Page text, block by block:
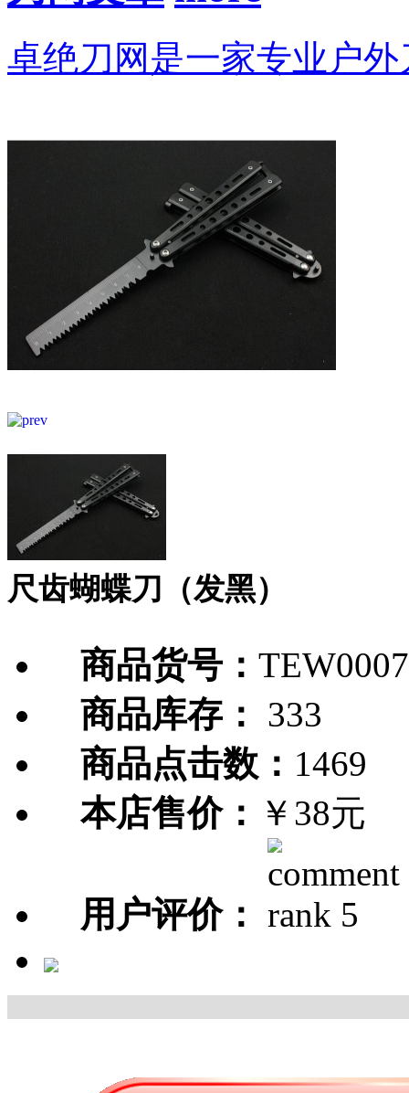
卓绝刀网是一家专业户
尺齿蝴蝶刀（发黑）
商品货号：
商品库存：
333
商品点击数： 1469
本店售价： ￥38元
用户评价：